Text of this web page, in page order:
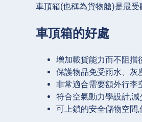
車頂箱(也稱為貨物艙)是最受
車頂箱的好處
增加載貨能力而不阻擋
保護物品免受雨水、灰
非常適合需要額外行李
符合空氣動力學設計,
可上鎖的安全儲物空間